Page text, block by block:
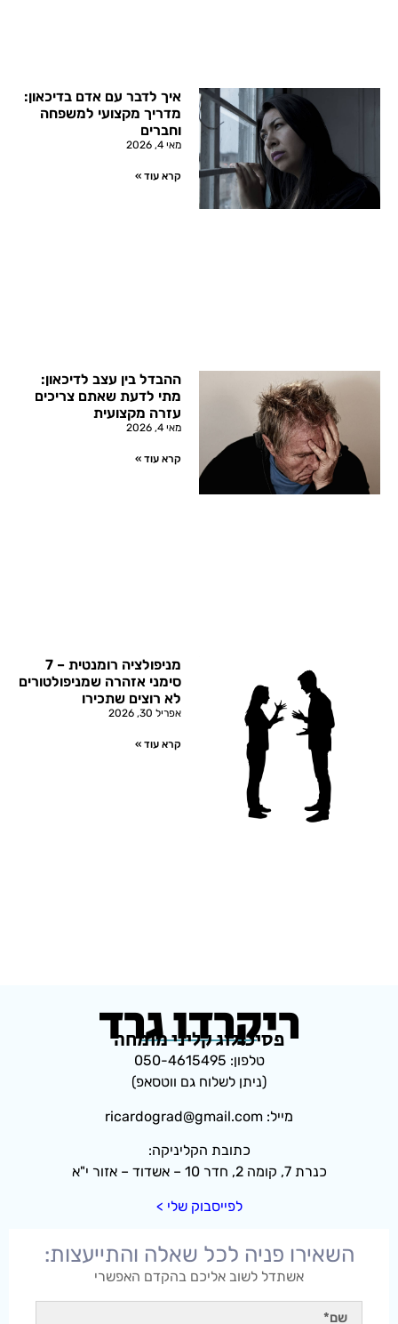
איך לדבר עם אדם בדיכאון:
מדריך מקצועי למשפחה
וחברים
מאי 4, 2026
קרא עוד »
ההבדל בין עצב לדיכאון:
מתי לדעת שאתם צריכים
עזרה מקצועית
מאי 4, 2026
קרא עוד »
מניפולציה רומנטית – 7
סימני אזהרה שמניפולטורים
לא רוצים שתכירו
אפריל 30, 2026
קרא עוד »
ריקרדו גרד
פסיכולוג קליני מומחה
טלפון: 050-4615495
(ניתן לשלוח גם ווטסאפ)
מייל: ricardograd@gmail.com
כתובת הקליניקה:
כנרת 7, קומה 2, חדר 10 – אשדוד – אזור י"א
לפייסבוק שלי >
השאירו פניה לכל שאלה והתייעצות:
אשתדל לשוב אליכם בהקדם האפשרי